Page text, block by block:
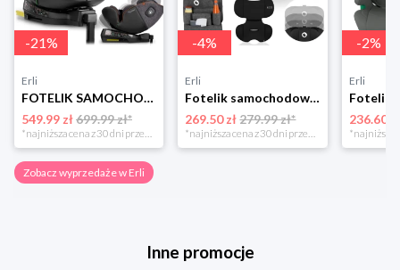
-21%
Erli
FOTELIK SAMOCHODOWY OBROTOWY z NOGĄ 0-36KG ISOFIX NUKIDO I-SIZE 40-150cm
549.99 zł699.99 zł*
-4%
Erli
Fotelik samochodowy 76-150cm SZEROKIE SIEDZISKO 9-36kg Lionelo LEVI I-SIZE
269.50 zł 279.99 zł*
-2%
Erli
236.60 zł
Zobacz wyprzedaże w Erli
Inne promocje